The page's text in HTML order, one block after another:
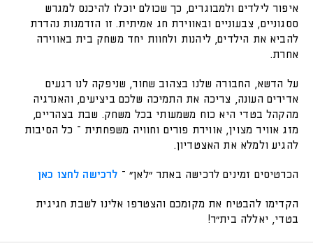
איפור לילדים ולמבוגרים, כך שכולם יוכלו להיכנס למגרש
ססגוניים, צבעוניים ובאווירת חג אמיתית. זו הזדמנות נהדרת
להביא את הילדים, ליהנות ולחוות יחד משחק בית באווירה
אחרת.
על הדשא, החבורה שלנו בצהוב שחור, שניפקה לנו רגעים
אדירים העונה, צריכה את התמיכה שלכם ביציעים, והאנרגיה
מהקהל בטדי היא כוח משמעותי בכל משחק. שבת בצהריים,
מזג אוויר מצוין, אווירת פורים וחוויה משפחתית – כל הסיבות
להגיע ולמלא את האצטדיון.
הכרטיסים זמינים לרכישה באתר "לאן" – לרכישה לחצו כאן
הקדימו להבטיח את מקומכם והצטרפו אלינו לשבת חגיגית
בטדי, יאללה בית"ר!